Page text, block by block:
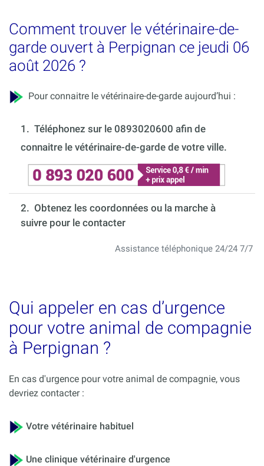
Comment trouver le vétérinaire-de-
garde ouvert à Perpignan ce jeudi 06
août 2026 ?
Pour connaitre le vétérinaire-de-garde aujourd’hui :
1. Téléphonez sur le 0893020600 afin de
connaitre le vétérinaire-de-garde de votre ville.
2. Obtenez les coordonnées ou la marche à
suivre pour le contacter
Assistance téléphonique 24/24 7/7
Qui appeler en cas d’urgence
pour votre animal de compagnie
à Perpignan ?
En cas d'urgence pour votre animal de compagnie, vous
devriez contacter :
Votre vétérinaire habituel
Une clinique vétérinaire d'urgence